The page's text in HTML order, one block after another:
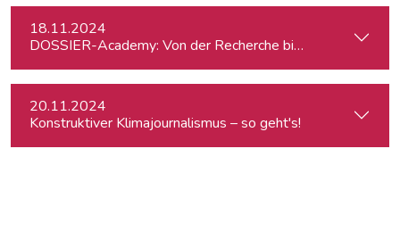
18.11.2024
DOSSIER-Academy: Von der Recherche bis zur
20.11.2024
Konstruktiver Klimajournalismus – so geht's!